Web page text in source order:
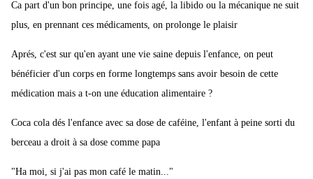
Ca part d'un bon principe, une fois agé, la libido ou la mécanique ne suit
plus, en prennant ces médicaments, on prolonge le plaisir
Aprés, c'est sur qu'en ayant une vie saine depuis l'enfance, on peut
bénéficier d'un corps en forme longtemps sans avoir besoin de cette
médication mais a t-on une éducation alimentaire ?
Coca cola dés l'enfance avec sa dose de caféine, l'enfant à peine sorti du
berceau a droit à sa dose comme papa
"Ha moi, si j'ai pas mon café le matin..."